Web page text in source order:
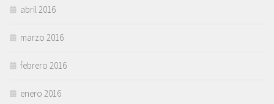
abril 2016
marzo 2016
febrero 2016
enero 2016